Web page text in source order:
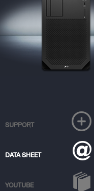
SUPPORT
DATA SHEET
YOUTUBE